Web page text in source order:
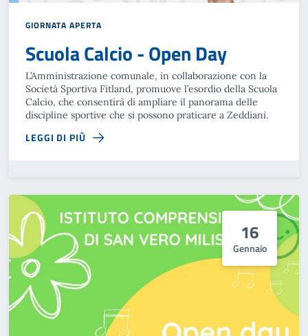
GIORNATA APERTA
Scuola Calcio - Open Day
L’Amministrazione comunale, in collaborazione con la
Società Sportiva Fitland, promuove l’esordio della Scuola
Calcio, che consentirà di ampliare il panorama delle
discipline sportive che si possono praticare a Zeddiani.
LEGGI DI PIÙ
16
Gennaio